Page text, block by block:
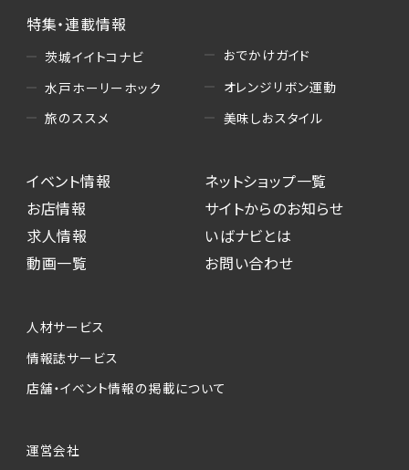
特集・連載情報
茨城イイトコナビ
水戸ホーリーホック
旅のススメ
おでかけガイド
オレンジリボン運動
美味しおスタイル
イベント情報
お店情報
求人情報
動画一覧
ネットショップ一覧
サイトからのお知らせ
いばナビとは
お問い合わせ
人材サービス
情報誌サービス
店舗・イベント情報の掲載について
運営会社